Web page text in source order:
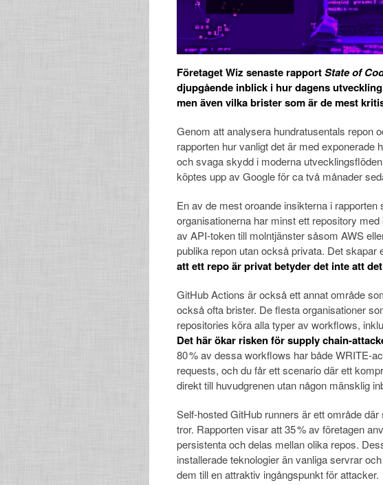
Företaget Wiz senaste rapportState of
djupgående inblick i hur dagens
men även vilka brister som är de mest
Genom att analysera hundratusentals repon
rapporten hur vanligt det är med exponerade
och svaga skydd i moderna
köptes upp av Google för ca två månader
En av de mest oroande insikterna i rapporten
organisationerna har minst ett repository
av API-token till molntjänster såsom AWS
publika repon utan också privata. Det skapar
att ett repo är privat betyder det inte att
GitHub Actions är också ett annat område
också ofta brister. De flesta organisationer
repositories köra alla typer av workflows,
Det här ökar risken för supply chain-
80 % av dessa workflows har både WRITE-
requests, och du får ett scenario där ett
direkt till huvudgrenen utan någon mänsklig
Self-hosted GitHub runners är ett område
tror. Rapporten visar att 35 % av företagen
persistenta och delas mellan olika repos.
installerade teknologier än vanliga servrar
dem till en attraktiv ingångspunkt för attacker.